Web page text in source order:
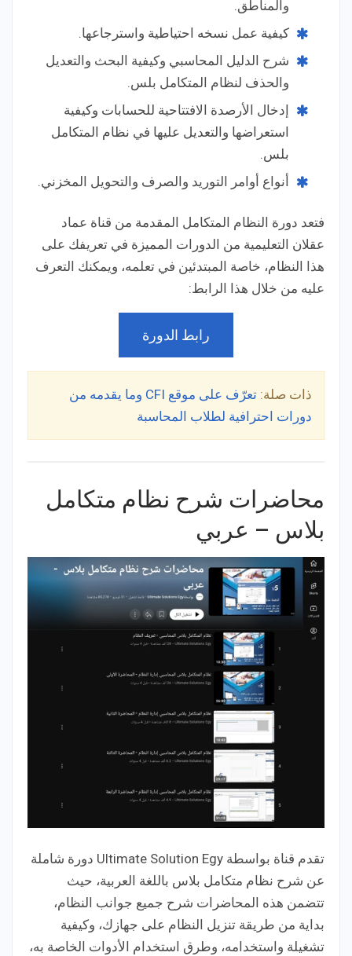
والمناطق.
كيفية عمل نسخه احتياطية واسترجاعها.
شرح الدليل المحاسبي وكيفية البحث والتعديل
والحذف لنظام المتكامل بلس.
إدخال الأرصدة الافتتاحية للحسابات وكيفية
استعراضها والتعديل عليها في نظام المتكامل
بلس.
أنواع أوامر التوريد والصرف والتحويل المخزني.
فتعد دورة النظام المتكامل المقدمة من قناة عماد
عقلان التعليمية من الدورات المميزة في تعريفك على
هذا النظام، خاصة المبتدئين في تعلمه، ويمكنك التعرف
عليه من خلال هذا الرابط:
رابط الدورة
ذات صلة:
تعرّف على موقع CFI وما يقدمه من
دورات احترافية لطلاب المحاسبة
محاضرات شرح نظام متكامل
بلاس – عربي
تقدم قناة بواسطة Ultimate Solution Egy دورة شاملة
عن شرح نظام متكامل بلاس باللغة العربية، حيث
تتضمن هذه المحاضرات شرح جميع جوانب النظام،
بداية من طريقة تنزيل النظام على جهازك، وكيفية
تشغيلة واستخدامه، وطرق استخدام الأدوات الخاصة به،